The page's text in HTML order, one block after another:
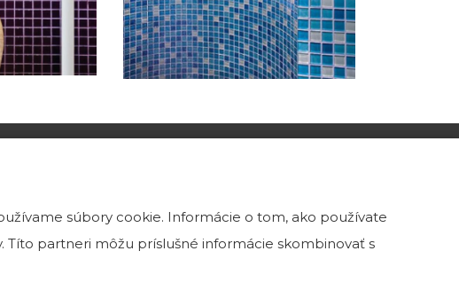
súbory cookie. Informácie o tom, ako používate
Títo partneri môžu príslušné informácie skombinovať s